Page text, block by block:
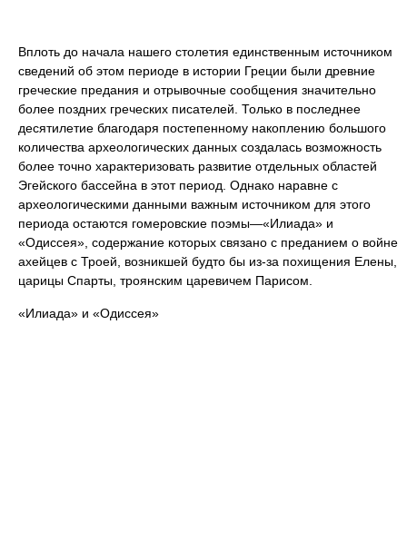
Вплоть до начала нашего столетия единственным источником
сведений об этом периоде в истории Греции были древние
греческие предания и отрывочные сообщения значительно
более поздних греческих писателей. Только в последнее
десятилетие благодаря постепенному накоплению большого
количества археологических данных создалась возможность
более точно характеризовать развитие отдельных областей
Эгейского бассейна в этот период. Однако наравне с
археологическими данными важным источником для этого
периода остаются гомеровские поэмы—«Илиада» и
«Одиссея», содержание которых связано с преданием о войне
ахейцев с Троей, возникшей будто бы из-за похищения Елены,
царицы Спарты, троянским царевичем Парисом.
«Илиада» и «Одиссея»